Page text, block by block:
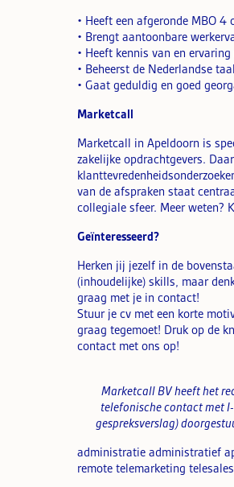
• Heeft een afgeronde MBO 4
• Brengt aantoonbare
• Heeft kennis van en ervaring
• Beheerst de Nederlandse
• Gaat geduldig en goed
Marketcall
Marketcall in Apeldoorn is
zakelijke opdrachtgevers.
van de afspraken staat
collegiale sfeer. Meer weten?
Geïnteresseerd?
Herken jij jezelf in de
(inhoudelijke) skills, maar
graag met je in contact!
Stuur je cv met een korte
graag tegemoet! Druk op de
contact met ons op!
Marketcall BV heeft het
telefonische contact met
gespreksverslag)
administratie administratief
remote telemarketing